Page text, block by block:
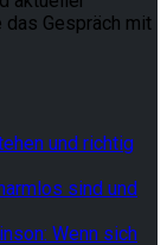
das Gespräch mit
und richtig
sind und
Wenn sich